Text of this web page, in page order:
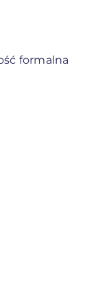
formalna